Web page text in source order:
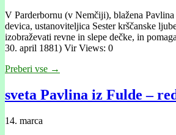
V Parderbornu (v Nemčiji), blažena
devica, ustanoviteljica Sester krščanske
izobraževati revne in slepe dečke, in
30. april 1881) Vir Views: 0
Preberi vse →
sveta Pavlina iz Fulde –
14. marca